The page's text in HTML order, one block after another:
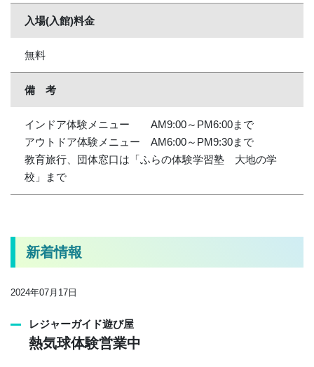
入場(入館)料金
無料
備 考
インドア体験メニュー AM9:00～PM6:00まで
アウトドア体験メニュー AM6:00～PM9:30まで
教育旅行、団体窓口は「ふらの体験学習塾 大地の学
校」まで
新着情報
2024年07月17日
レジャーガイド遊び屋
熱気球体験営業中